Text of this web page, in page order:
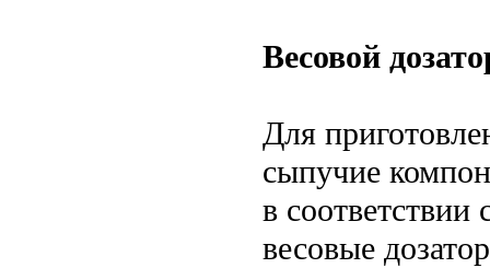
Весовой
Для
сыпучие
в
весовые